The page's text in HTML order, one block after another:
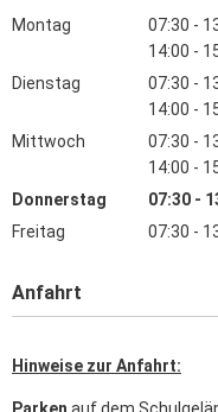
Montag 07:30 -
Von
14:00 -
Von
Dienstag 07:30 -
Von
14:00 -
Von
Mittwoch 07:30 -
Von
14:00 -
Von
Donnerstag 07:30 -
Von
Freitag 07:30 -
Anfahrt
Hinweise zur Anfahrt: